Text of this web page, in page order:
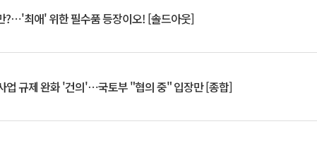
?⋯'최애' 위한 필수품 등장이오! [솔드아웃]
업 규제 완화 '건의'⋯국토부 "협의 중" 입장만 [종합]